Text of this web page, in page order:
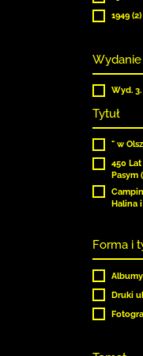
1949 (2)
Wydanie
Wyd. 3.
Tytuł
" w
450 Lat
Pasym
Halina
Forma i
Druki